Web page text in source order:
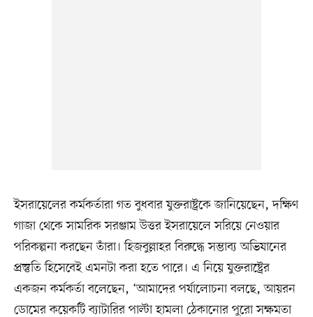
ইসরায়েলের কর্মকর্তারা গত বুধবার যুক্তরাষ্ট্রকে জানিয়েছেন, দক্ষিণ
গাজা থেকে সামরিক সরঞ্জাম উত্তর ইসরায়েলে সরিয়ে নেওয়ার
পরিকল্পনা করছেন তাঁরা। হিজবুল্লাহর বিরুদ্ধে সম্ভাব্য অভিযানের
প্রস্তুতি হিসেবেই এমনটা করা হতে পারে। এ নিয়ে যুক্তরাষ্ট্রের
একজন কর্মকর্তা বলেছেন, ‘আমাদের পর্যালোচনা বলছে, আয়রন
ডোমের কয়েকটি ব্যাটারির পাল্টা হামলা ঠেকানোর পুরো সক্ষমতা